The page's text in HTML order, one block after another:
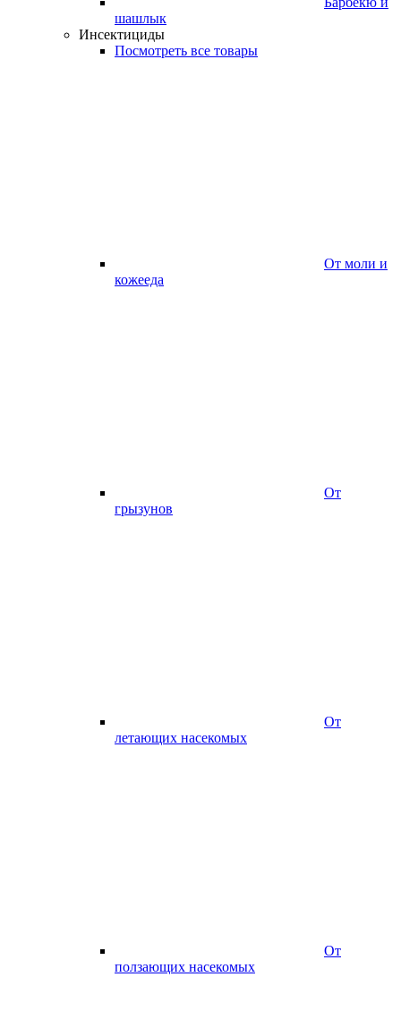
шашлык
Инсектициды
Посмотреть все товары
От моли и
кожееда
От
грызунов
От
летающих насекомых
От
ползающих насекомых